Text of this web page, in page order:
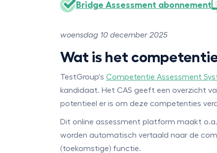
Bridge Assessment abonnement
woensdag 10 december 2025
Wat is het
TestGroup's Competentie Assessment
kandidaat. Het CAS geeft een overzicht
potentieel er is om deze competenties
Dit online assessment platform maakt
worden automatisch vertaald naar de
(toekomstige) functie.